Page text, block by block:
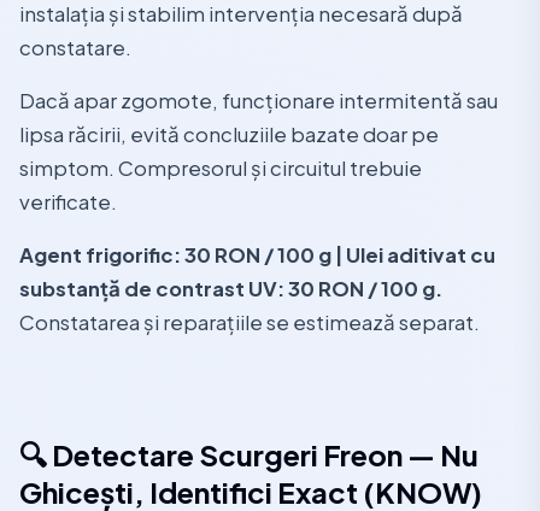
instalația și stabilim intervenția necesară după
constatare.
Dacă apar zgomote, funcționare intermitentă sau
lipsa răcirii, evită concluziile bazate doar pe
simptom. Compresorul și circuitul trebuie
verificate.
Agent frigorific: 30 RON / 100 g | Ulei aditivat cu
substanță de contrast UV: 30 RON / 100 g.
Constatarea și reparațiile se estimează separat.
🔍 Detectare Scurgeri Freon — Nu
Ghicești, Identifici Exact (KNOW)